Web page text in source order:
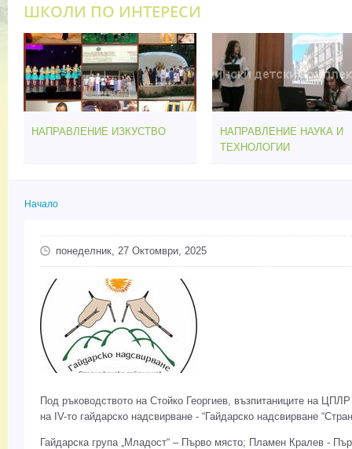
ШКОЛИ ПО ИНТЕРЕСИ
НАПРАВЛЕНИЕ ИЗКУСТВО
НАПРАВЛЕНИЕ НАУКА И
ТЕХНОЛОГИИ
Начало
понеделник, 27 Октомври, 2025
Под ръководството на Стойко Георгиев, възпитаниците на
на IV-то гайдарско надсвирване - “Гайдарско надсвирване
Гайдарска група „Младост“ – Първо място; Пламен Кралев -